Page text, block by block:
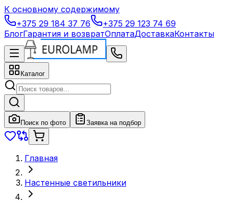
К основному содержимому
+375 29 184 37 76
+375 29 123 74 69
БлогГарантия и возвратОплатаДоставкаКонтакты
Каталог
Поиск по фото Заявка на подбор
Главная
Настенные светильники